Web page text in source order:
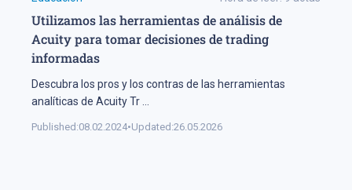
Utilizamos las herramientas de análisis de
Acuity para tomar decisiones de trading
informadas
Descubra los pros y los contras de las herramientas
analíticas de Acuity Tr
Published:08.02.2024•Updated:26.05.2026